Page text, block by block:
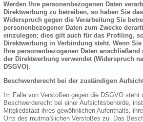
Werden Ihre personenbezogenen Daten
Direktwerbung zu betreiben, so haben Sie
Widerspruch gegen die Verarbeitung Sie
personenbezogener Daten zum Zwecke
einzulegen; dies gilt auch für das Profiling,
Direktwerbung in Verbindung steht. Wenn
Ihre personenbezogenen Daten
der Direktwerbung verwendet (Widerspruch
DSGVO).
Beschwerderecht bei der zuständigen
Im Falle von Verstößen gegen die DSGVO steht
Beschwerderecht bei einer Aufsichtsbehörde,
Mitgliedstaat ihres gewöhnlichen Aufenthalts,
Orts des mutmaßlichen Verstoßes zu. Das